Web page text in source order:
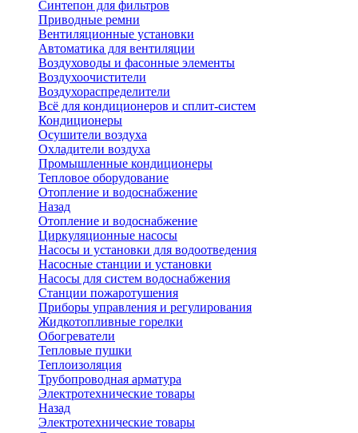
Синтепон для фильтров
Приводные ремни
Вентиляционные установки
Автоматика для вентиляции
Воздуховоды и фасонные элементы
Воздухоочистители
Воздухораспределители
Всё для кондиционеров и сплит-систем
Кондиционеры
Осушители воздуха
Охладители воздуха
Промышленные кондиционеры
Тепловое оборудование
Отопление и водоснабжение
Назад
Отопление и водоснабжение
Циркуляционные насосы
Насосы и установки для водоотведения
Насосные станции и установки
Насосы для систем водоснабжения
Станции пожаротушения
Приборы управления и регулирования
Жидкотопливные горелки
Обогреватели
Тепловые пушки
Теплоизоляция
Трубопроводная арматура
Электротехнические товары
Назад
Электротехнические товары